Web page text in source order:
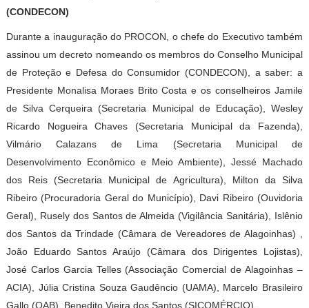
(CONDECON)
Durante a inauguração do PROCON, o chefe do Executivo também
assinou um decreto nomeando os membros do Conselho Municipal
de Proteção e Defesa do Consumidor (CONDECON), a saber: a
Presidente Monalisa Moraes Brito Costa e os conselheiros Jamile
de Silva Cerqueira (Secretaria Municipal de Educação), Wesley
Ricardo Nogueira Chaves (Secretaria Municipal da Fazenda),
Vilmário Calazans de Lima (Secretaria Municipal de
Desenvolvimento Econômico e Meio Ambiente), Jessé Machado
dos Reis (Secretaria Municipal de Agricultura), Milton da Silva
Ribeiro (Procuradoria Geral do Município), Davi Ribeiro (Ouvidoria
Geral), Rusely dos Santos de Almeida (Vigilância Sanitária), Islênio
dos Santos da Trindade (Câmara de Vereadores de Alagoinhas) ,
João Eduardo Santos Araújo (Câmara dos Dirigentes Lojistas),
José Carlos Garcia Telles (Associação Comercial de Alagoinhas –
ACIA), Júlia Cristina Souza Gaudêncio (UAMA), Marcelo Brasileiro
Gallo (OAB), Benedito Vieira dos Santos (SICOMÉRCIO).